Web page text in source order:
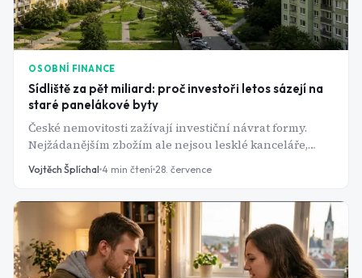
OSOBNÍ FINANCE
Sídliště za pět miliard: proč investoři letos sázejí na
staré panelákové byty
České nemovitosti zažívají investiční návrat formy.
Nejžádanějším zbožím ale nejsou lesklé kanceláře,
nýbrž obyčejné panelákové byty na okraji Prahy.
Vojtěch Šplíchal 4 min čtení 28. července